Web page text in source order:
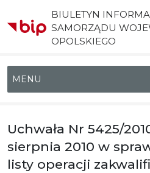
BIULETYN
SAMORZĄDU
OPOLSKIEGO
Menu główne
Uchwała Nr 5425/
sierpnia 2010 w
listy operacji